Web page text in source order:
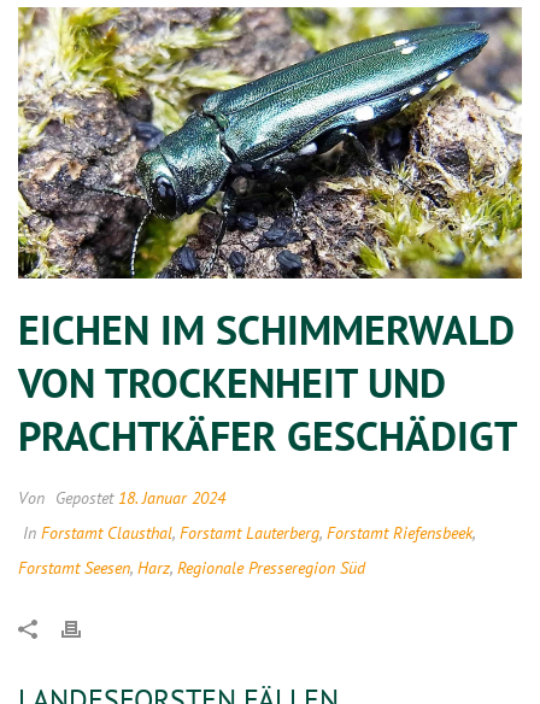
EICHEN IM SCHIMMERWALD
VON TROCKENHEIT UND
PRACHTKÄFER GESCHÄDIGT
Von Gepostet 18. Januar 2024
In Forstamt Clausthal, Forstamt Lauterberg, Forstamt Riefensbeek,
Forstamt Seesen, Harz, Regionale Presseregion Süd